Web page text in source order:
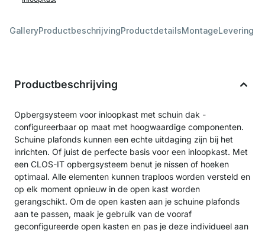
GalleryProductbeschrijvingProductdetailsMontageLevering
Productbeschrijving
Opbergsysteem voor inloopkast met schuin dak -
configureerbaar op maat met hoogwaardige componenten.
Schuine plafonds kunnen een echte uitdaging zijn bij het
inrichten. Of juist de perfecte basis voor een inloopkast. Met
een CLOS-IT opbergsysteem benut je nissen of hoeken
optimaal. Alle elementen kunnen traploos worden versteld en
op elk moment opnieuw in de open kast worden
gerangschikt. Om de open kasten aan je schuine plafonds
aan te passen, maak je gebruik van de vooraf
geconfigureerde open kasten en pas je deze individueel aan